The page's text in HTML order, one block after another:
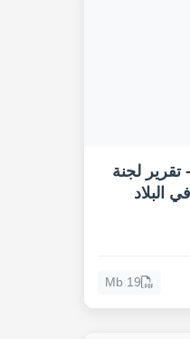
تقرير لجنة
البلاد
19 Mb